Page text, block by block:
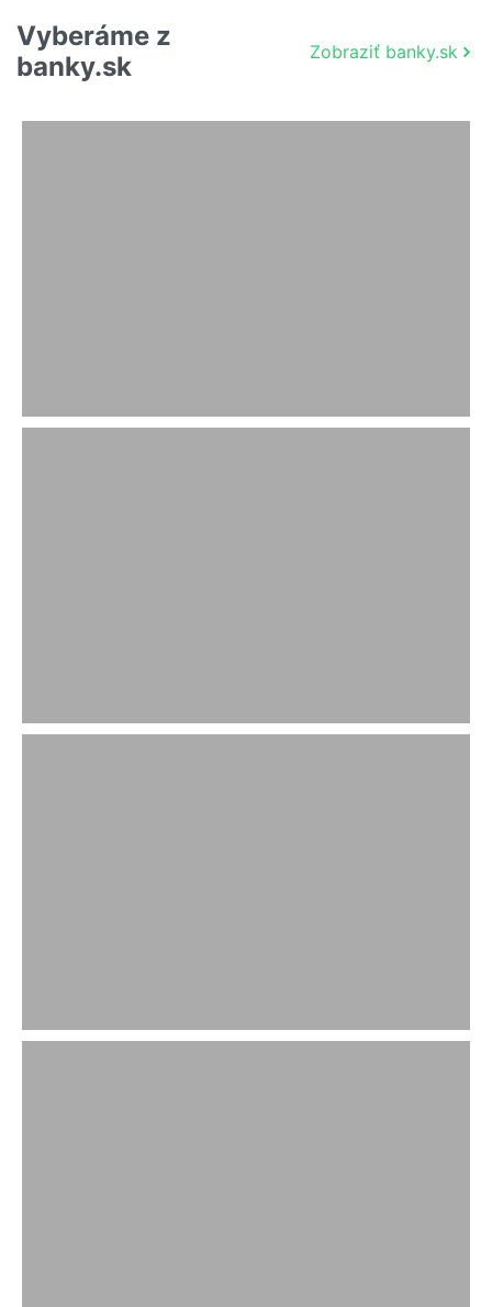
Vyberáme z
banky.sk
Zobraziť banky.sk